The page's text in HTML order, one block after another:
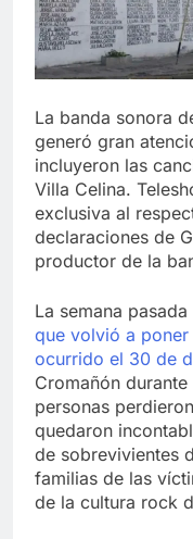
La banda sonora
generó gran
incluyeron las
Villa Celina.
exclusiva al
declaraciones de
productor de la
La semana
que volvió a
ocurrido el 30 de
Cromañón
personas
quedaron
de sobrevivientes
familias de las
de la cultura rock